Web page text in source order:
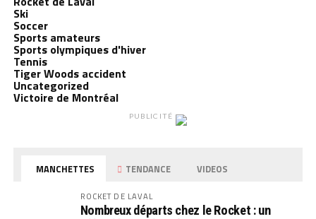
Ski
Soccer
Sports amateurs
Sports olympiques d'hiver
Tennis
Tiger Woods accident
Uncategorized
Victoire de Montréal
PUBLICITÉ
MANCHETTES TENDANCE VIDEOS
ROCKET DE LAVAL
Nombreux départs chez le Rocket : un